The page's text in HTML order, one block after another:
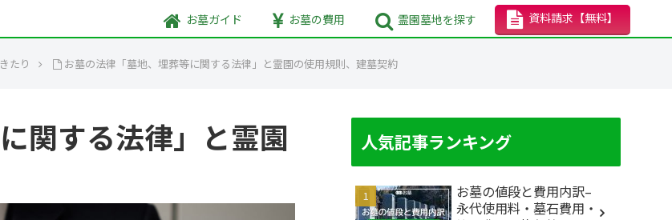
お墓ガイド お墓の費用 霊園墓地を探す 資料請求 【無料】
たり お墓の法律「墓地、埋葬等に関する法律」と霊園の使用規則、建墓契約
関する法律」と霊園
人気記事ランキング
お墓の値段と費用内訳–
永代使用料・墓石費用・